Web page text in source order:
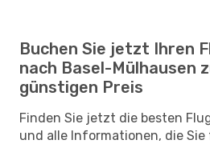
Buchen Sie jetzt Ihren
nach Basel-Mülhausen
günstigen Preis
Finden Sie jetzt die besten
und alle Informationen, die Sie